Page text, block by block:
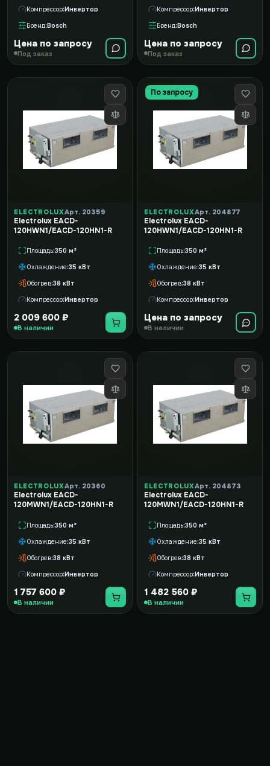
Компрессор Инвертор
Бренд Bosch
Цена по запросу
Под заказ
Компрессор Инвертор
Бренд Bosch
Цена по запросу
Под заказ
ELECTROLUXАрт. 20359
Electrolux EACD-
120HWN1/EACD-120HN1-R
Площадь 350 м²
Охлаждение 35 кВт
Обогрев 38 кВт
Компрессор Инвертор
2 009 600 ₽
В наличии
По запросу
ELECTROLUXАрт. 204877
Electrolux EACD-
120HWN1/EACD-120HN1-R
Площадь 350 м²
Охлаждение 35 кВт
Обогрев 38 кВт
Компрессор Инвертор
Цена по запросу
В наличии
ELECTROLUXАрт. 20360
Electrolux EACD-
120MWN1/EACD-120HN1-R
Площадь 350 м²
Охлаждение 35 кВт
Обогрев 38 кВт
Компрессор Инвертор
1 757 600 ₽
В наличии
ELECTROLUXАрт. 204873
Electrolux EACD-
120MWN1/EACD-120HN1-R
Площадь 350 м²
Охлаждение 35 кВт
Обогрев 38 кВт
Компрессор Инвертор
1 482 560 ₽
В наличии